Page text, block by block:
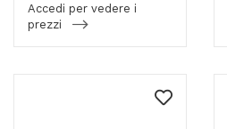
Accedi per vedere i
prezzi